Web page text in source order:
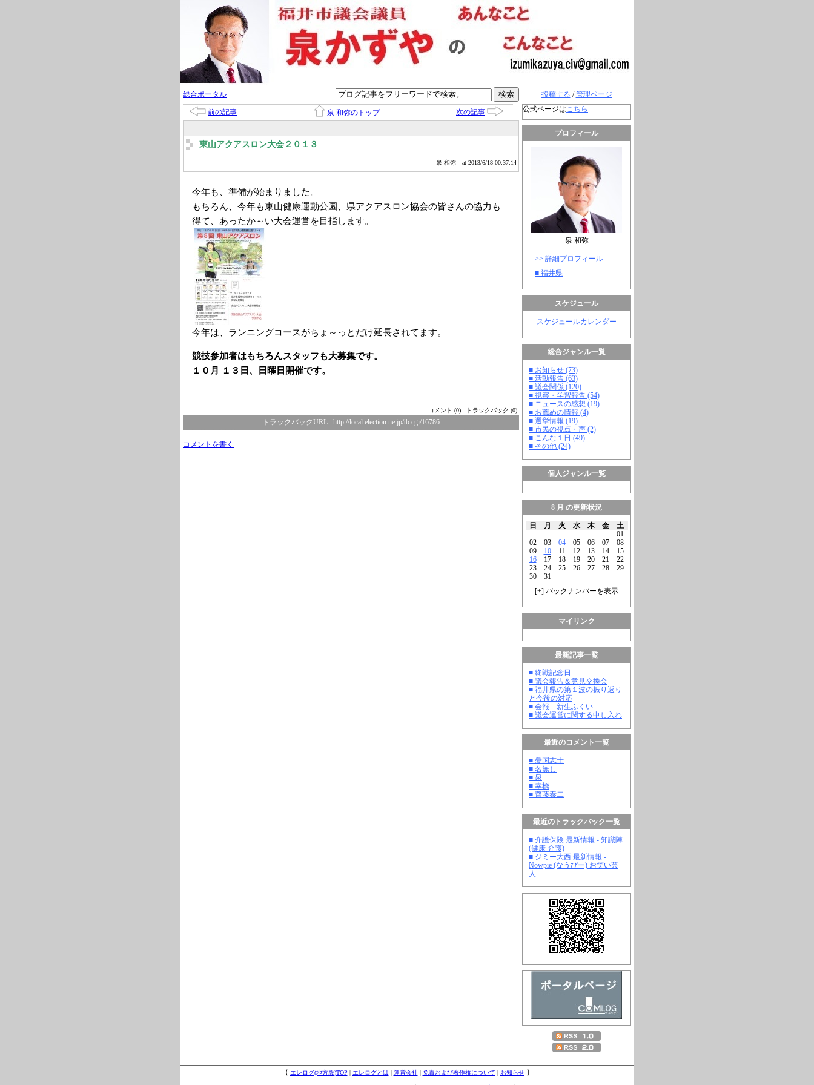
投稿する /管理ページ
公式ページはこちら
プロフィール
泉 和弥
>> 詳細プロフィール
■ 福井県
スケジュール
スケジュールカレンダー
総合ジャンル一覧
■ お知らせ (73)
■ 活動報告 (63)
■ 議会関係 (120)
■ 視察・学習報告 (54)
■ ニュースの感想 (19)
■ お薦めの情報 (4)
■ 選挙情報 (19)
■ 市民の視点・声 (2)
■ こんな１日 (49)
■ その他 (24)
個人ジャンル一覧
8 月 の更新状況
日 月 火 水 木 金
土
01
02
03 04 05 06 07
08
09
10 11 12 13 14
15
16
17 18 19 20 21
22
23
24 25 26 27 28
29
30
31
[+] バックナンバーを表示
マイリンク
最新記事一覧
■ 終戦記念日
■ 議会報告＆意見交換会
■ 福井県の第１波の振り返り
と今後の対応
■ 会報 新生ふくい
■ 議会運営に関する申し入れ
最近のコメント一覧
■ 憂国志士
■ 名無し
■ 泉
■ 幸橋
■ 齊藤泰二
最近のトラックバック一覧
■ 介護保険 最新情報 - 知識陣
(健康 介護)
■ ジミー大西 最新情報 -
Nowpie (なうぴー) お笑い芸
人
総合ポータル
前の記事 泉 和弥のトップ 次の記事
東山アクアスロン大会２０１３
泉 和弥 at 2013/6/18 00:37:14
今年も、準備が始まりました。
もちろん、今年も東山健康運動公園、県アクアスロン協会の皆さんの協力も
得て、あったか～い大会運営を目指します。
今年は、ランニングコースがちょ～っとだけ延長されてます。
競技参加者はもちろんスタッフも大募集です。
１０月 １３日、日曜日開催です。
コメント (0) トラックバック (0)
トラックバックURL : http://local.election.ne.jp/tb.cgi/16786
コメントを書く
【 エレログ(地方版)TOP | エレログとは | 運営会社| 免責および著作権について | お知らせ】